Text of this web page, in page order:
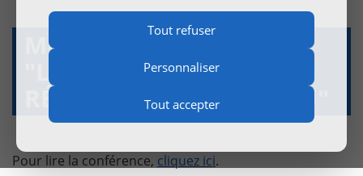
Tout refuser
Personnaliser
Tout accepter
MICHEL VAN AERDE,
"LAISSEZ-VOUS
RÉCONCILIER AVEC DIEU"
Pour lire la conférence, cliquez ici.